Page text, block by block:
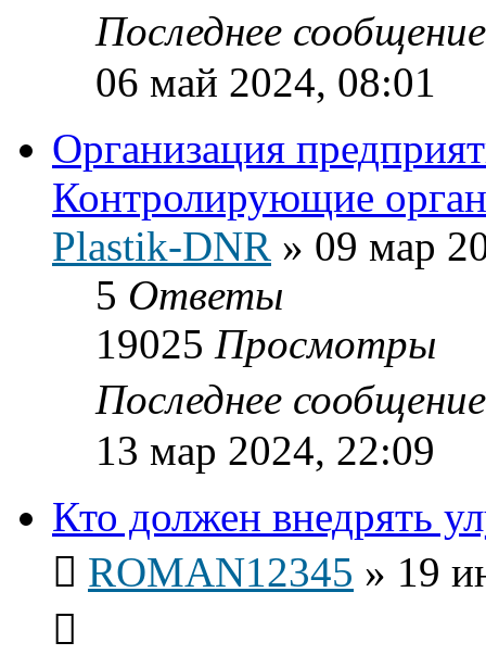
Последнее
06 май 2024, 08:01
Организация
Контролирующие
Plastik-DNR » 09 мар
5 Ответы
19025 Просмотры
Последнее
13 мар 2024, 22:09
Кто должен внедрять
ROMAN12345 » 19